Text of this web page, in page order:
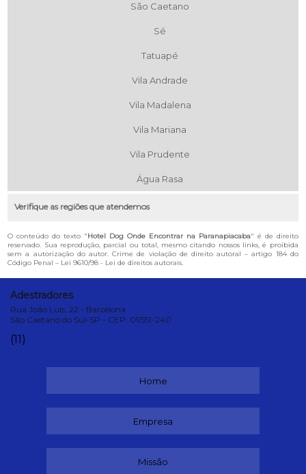
São Caetano
Sé
Tatuapé
Vila Andrade
Vila Madalena
Vila Mariana
Vila Prudente
Água Rasa
Verifique as regiões que atendemos
O conteúdo do texto "Hotel Dog Onde Encontrar na Paranapiacaba" é de direito
reservado. Sua reprodução, parcial ou total, mesmo citando nossos links, é proibida
sem a autorização do autor. Crime de violação de direito autoral – artigo 184 do
Código Penal – Lei 9610/98 - Lei de direitos autorais.
Adestradores
Rua João Luís, 22 - Barcelona
São Caetano do Sul-SP - CEP: 09551-240
(11)
Home
Empresa
Missão